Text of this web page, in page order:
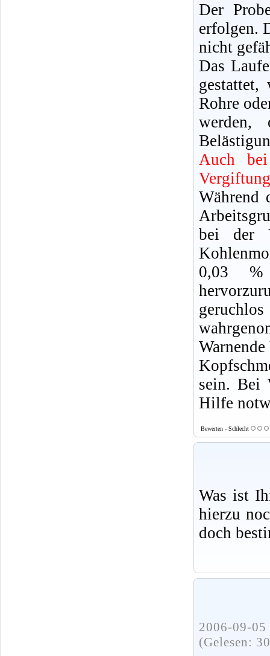
Der
erfolgen.
nicht
Das
gestattet,
Rohre
werden,
Auch
Während
bei der
0,03
sein. Bei
Hilfe
Bewerten - Schlecht
Was ist
hierzu
doch
2006-09-
(Gelesen: